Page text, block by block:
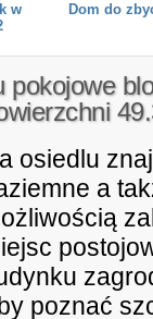
w
Dom do
pokojowe
osiedlu
a
poznać